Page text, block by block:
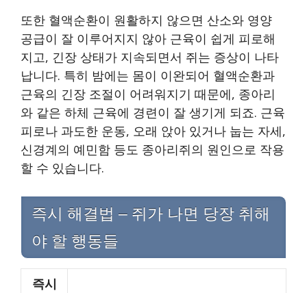
또한 혈액순환이 원활하지 않으면 산소와 영양
공급이 잘 이루어지지 않아 근육이 쉽게 피로해
지고, 긴장 상태가 지속되면서 쥐는 증상이 나타
납니다. 특히 밤에는 몸이 이완되어 혈액순환과
근육의 긴장 조절이 어려워지기 때문에, 종아리
와 같은 하체 근육에 경련이 잘 생기게 되죠. 근육
피로나 과도한 운동, 오래 앉아 있거나 눕는 자세,
신경계의 예민함 등도 종아리쥐의 원인으로 작용
할 수 있습니다.
즉시 해결법 – 쥐가 나면 당장 취해
야 할 행동들
즉시